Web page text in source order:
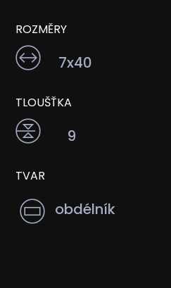
ROZMĚRY
7x40
TLOUŠŤKA
9
TVAR
obdélník